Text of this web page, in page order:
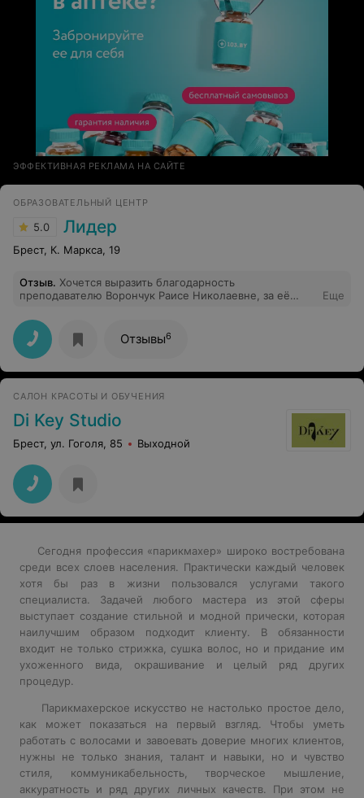
ЭФФЕКТИВНАЯ РЕКЛАМА НА САЙТЕ
ОБРАЗОВАТЕЛЬНЫЙ ЦЕНТР
5.0 Лидер
Брест, К. Маркса, 19
Отзыв. Хочется выразить благодарность
преподавателю Ворончук Раисе Николаевне, за её
высоком уровне, понятно и доступно. После окончания
море положительных эмоций!! Курсы продавца а в
Бресте
Еще
Отзывы6
САЛОН КРАСОТЫ И ОБУЧЕНИЯ
Di Key Studio
Брест, ул. Гоголя, 85 Выходной
Сегодня профессия «парикмахер» широко востребована
среди всех слоев населения. Практически каждый человек
хотя бы раз в жизни пользовался услугами такого
специалиста. Задачей любого мастера из этой сферы
выступает создание стильной и модной прически, которая
наилучшим образом подходит клиенту. В обязанности
входит не только стрижка, сушка волос, но и придание им
ухоженного вида, окрашивание и целый ряд других
процедур.
Парикмахерское искусство не настолько простое дело,
как может показаться на первый взгляд. Чтобы уметь
работать с волосами и завоевать доверие многих клиентов,
нужны не только знания, талант и навыки, но и чувство
стиля, коммуникабельность, творческое мышление,
аккуратность и ряд других личных качеств. При этом не